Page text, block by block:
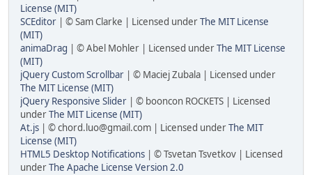
License (MIT)
SCEditor | © Sam Clarke | Licensed underThe MIT License
(MIT)
animaDrag | © Abel Mohler | Licensed underThe MIT License
(MIT)
jQuery Custom Scrollbar | © Maciej Zubala | Licensed under
The MIT License (MIT)
jQuery Responsive Slider | © booncon ROCKETS | Licensed
underThe MIT License (MIT)
At.js | © chord.luo@gmail.com | Licensed underThe MIT
License (MIT)
HTML5 Desktop Notifications | © Tsvetan Tsvetkov | Licensed
underThe Apache License Version 2.0